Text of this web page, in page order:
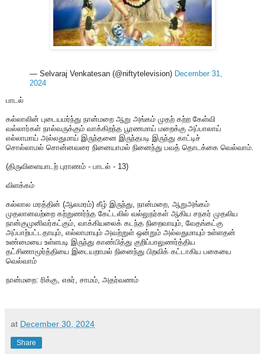
— Selvaraj Venkatesan (@niftytelevision) December 31,
2024
பாடல்
கல்லாலின் புடையமர்ந்து நான்மறை ஆறு அங்கம் முதற் கற்ற கேள்வி
வல்லார்கள் நால்வருக்கும் வாக்கிறந்த பூரணமாய் மறைக்கு அப்பாலாய்
எல்லாமாய் அல்லதுமாய் இருந்தனை இருந்தபடி இருந்து காட்டிச்
சொல்லாமல் சொன்னவரை நினையாமல் நினைந்து பவத் தொடக்கை வெல்வாம்.
(திருவிளையாடற் புராணம் - பாடல் - 13)
விளக்கம்
கல்லால மரத்தின் (ஆலமரம்) கீழ் இருந்து, நான்மறை, ஆறுஅங்கம்
முதலானவற்றை கற்றுணர்ந்த கேட்டலில் வல்லுநர்கள் ஆகிய சநகர் முதலிய
நான்குமுனிவர்கட்கும், வாக்கியலைக் கடந்த நிறைவாயும், வேதங்கட்கு
அப்பாற்பட்டதாயும், எல்லாமாயும் அவற்றுள் ஒன்றும் அல்லதுமாயும் உள்ளதன்
உண்மையை உள்ளபடி இருந்து காண்பித்து குறிப்பாலுணர்த்திய
தட்சிணாமூர்த்தியை இடையறாமல் நினைந்து பிறவிக் கட்டாகிய பகையை
வெல்வாம்
நான்மறை: ரிக்கு, எசுர், சாமம், அதர்வணம்
at December 30, 2024
Share